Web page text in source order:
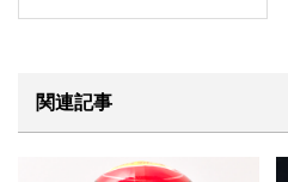
関連記事